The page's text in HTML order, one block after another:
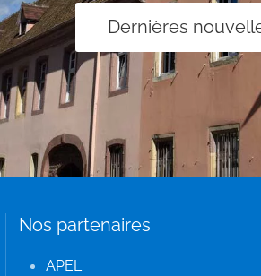
Dernières
Nos partenaires
APEL